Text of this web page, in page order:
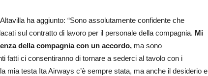
Altavilla ha aggiunto: “Sono assolutamente confidente che
sul contratto di lavoro per il personale della compagnia. Mi
della compagnia con un accordo, ma sono
fatti ci consentiranno di tornare a sederci al tavolo con i
mia testa Ita Airways c’è sempre stata, ma anche il desiderio e